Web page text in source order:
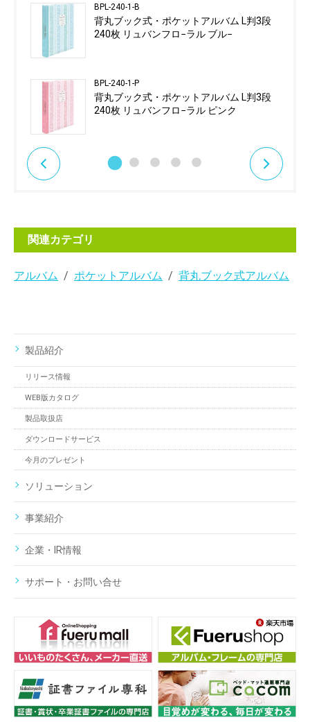
BPL-240-1-B
背丸ブック式・ポケットアルバム L判3段
240枚 リュバンフロ−ラル ブル−
BPL-240-1-P
背丸ブック式・ポケットアルバム L判3段
240枚 リュバンフロ−ラル ピンク
関連カテゴリ
アルバム ポケットアルバム 背丸ブック式アルバム
製品紹介
リリース情報
WEB版カタログ
製品取扱店
ダウンロードサービス
今月のプレゼント
ソリューション
事業紹介
企業・IR情報
サポート・お問い合せ